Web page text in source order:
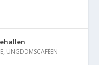
, UNGDOMSCAFÉEN